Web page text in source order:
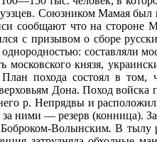
Союзником Мамая был
что на стороне
с призывом о сборе
составляли
князя,
План похода состоял в
Дона. Поход войска
р. Непрядвы и
— резерв (конница).
Волынским. В тылу